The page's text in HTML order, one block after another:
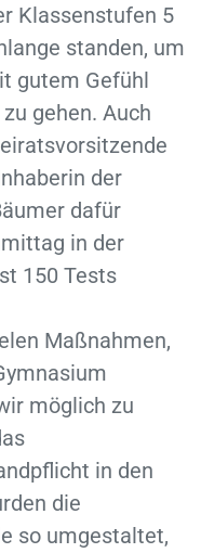
Klassenstufen 5
standen, um
gutem Gefühl
gehen. Auch
der
dafür
in der
150 Tests
Maßnahmen,
möglich zu
in den
die
so umgestaltet,